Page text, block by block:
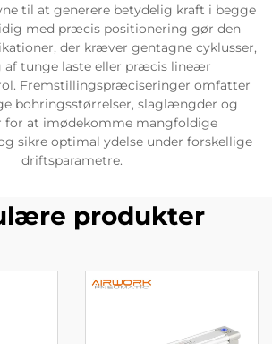
til at generere betydelig kraft i begge
med præcis positionering gør den
der kræver gentagne cyklusser,
af tunge laste eller præcis lineær
Fremstillingspræciseringer omfatter
bohringsstørrelser, slaglængder og
for at imødekomme mangfoldige
sikre optimal ydelse under forskellige
driftsparametre.
produkter